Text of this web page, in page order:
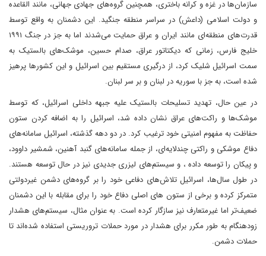
سازمان‌ها در غزه و کرانه باختری، همچنین گروه‌های جهادی جهانی، مانند القاعده
و دولت اسلامی (داعش) در سراسر منطقه جنگید. این دشمنان به واقع توسط
قدرت‌های منطقه‌ای مانند ایران و عراق حمایت می‌شدند اما به جز در جنگ ۱۹۹۱
خلیج فارس، زمانی که دیکتاتور عراق، صدام حسین، موشک‌های بالستیک به
سمت اسرائیل شلیک کرد، از درگیری مستقیم بین اسرائیل و این کشورها پرهیز
شده است، به جز با سوریه در لبنان و بر سر لبنان.
در عین حال، تهدید تسلیحات بالستیک علیه جبهه داخلی اسرائیل، که توسط
موشک‌ها و راکت‌های عراق نشان داده شد، اسرائیل را به اضافه کردن ستون
حفاظت به مفهوم امنیتی خود ترغیب کرد. در دو دهه گذشته، اسرائیل سامانه‌های
دفاع موشکی و راکتی چندلایه‌ای، از جمله سامانه‌های گنبد آهنین، شمشیر داوود،
و پیکان را توسعه داده ، و سیستم‌های لیزری جدیدی نیز در حال توسعه هستند.
در طول سال‌ها، اسرائیل تلاش‌های دفاعی خود را بر گروه‌های دشمن غیردولتی
متمرکز کرده و برخی از ستون های اصلی دفاع خود را برای مقابله با این دشمنان
ضعیف‌تر اما غیرمتعارف نیز سازگار کرده است. به عنوان مثال، سیستم‌های هشدار
زودهنگام به طور مکرر برای هشدار در مورد حملات تروریستی استفاده شده‌اند تا
حملات دشمن.